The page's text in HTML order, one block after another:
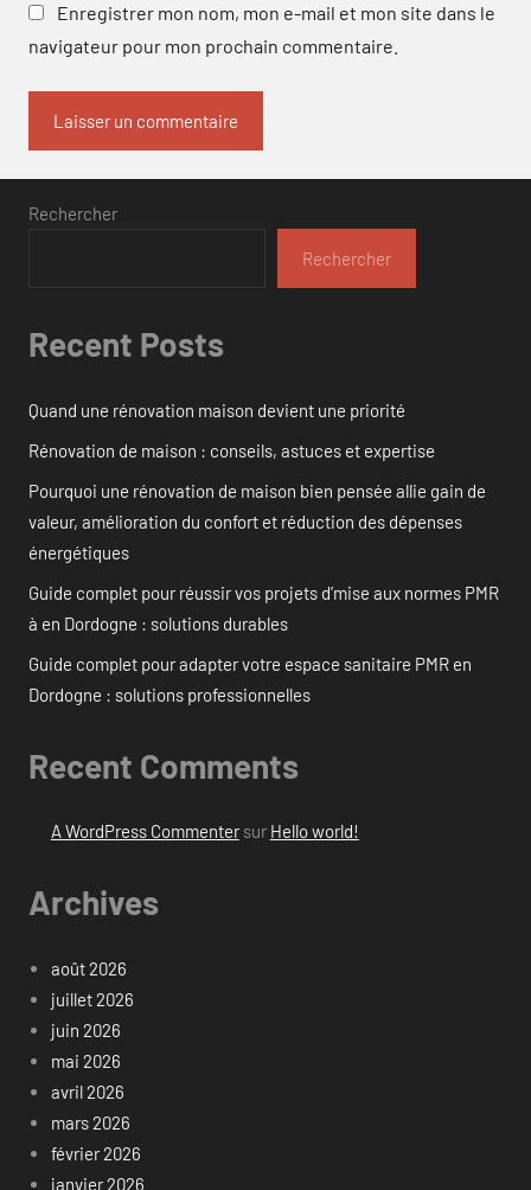
Enregistrer mon nom, mon e-mail et mon site dans le
navigateur pour mon prochain commentaire.
Rechercher
Rechercher
Recent Posts
Quand une rénovation maison devient une priorité
Rénovation de maison : conseils, astuces et expertise
Pourquoi une rénovation de maison bien pensée allie gain de
valeur, amélioration du confort et réduction des dépenses
énergétiques
Guide complet pour réussir vos projets d’mise aux normes PMR
à en Dordogne : solutions durables
Guide complet pour adapter votre espace sanitaire PMR en
Dordogne : solutions professionnelles
Recent Comments
A WordPress Commentersur Hello world!
Archives
août 2026
juillet 2026
juin 2026
mai 2026
avril 2026
mars 2026
février 2026
janvier 2026